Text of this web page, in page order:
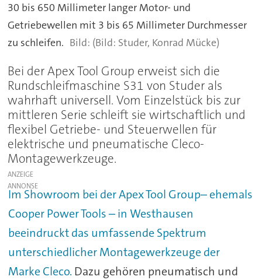
30 bis 650 Millimeter langer Motor- und
Getriebewellen mit 3 bis 65 Millimeter Durchmesser
zu schleifen.
(Bild: Studer, Konrad Mücke)
Bei der Apex Tool Group erweist sich die
Rundschleifmaschine S31 von Studer als
wahrhaft universell. Vom Einzelstück bis zur
mittleren Serie schleift sie wirtschaftlich und
flexibel Getriebe- und Steuerwellen für
elektrische und pneumatische Cleco-
Montagewerkzeuge.
ANZEIGE
Im Showroom bei der Apex Tool Group– ehemals
Cooper Power Tools – in Westhausen
beeindruckt das umfassende Spektrum
unterschiedlicher Montagewerkzeuge der
Marke Cleco. Dazu gehören pneumatisch und